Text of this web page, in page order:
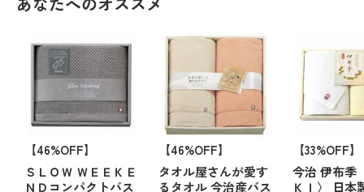
【46%OFF】
ＳＬＯＷ ＷＥＥＫＥ
ＮＤコンパクトバス
【46%OFF】
タオル屋さんが愛す
るタオル 今治産バス
【33%OFF】
今治 伊布季
ＫＩ〉 日本